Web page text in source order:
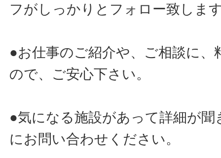
フがしっかりとフォロー致しま
●お仕事のご紹介や、ご相談に
ので、ご安心下さい。
●気になる施設があって詳細が
にお問い合わせください。